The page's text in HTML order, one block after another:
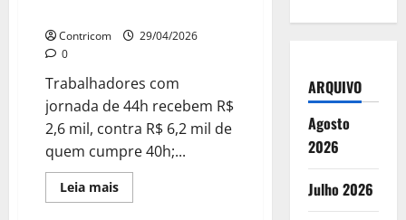
Contricom
29/04/2026
0
Trabalhadores com
jornada de 44h recebem R$
2,6 mil, contra R$ 6,2 mil de
quem cumpre 40h;...
Leia maisLeia
mais
Boletim
Destaques
ARQUIVO
Agosto
2026
Julho 2026